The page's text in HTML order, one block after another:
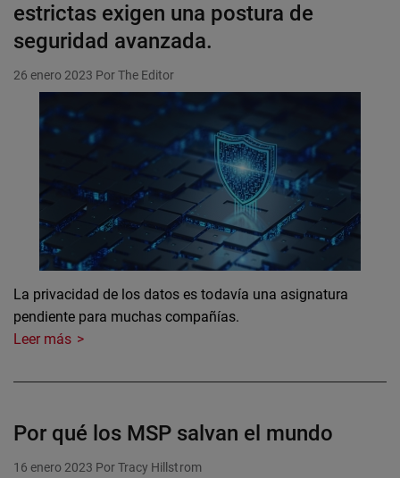
estrictas exigen una postura de
seguridad avanzada.
26 enero 2023 Por The Editor
La privacidad de los datos es todavía una asignatura
pendiente para muchas compañías.
Leer más
Por qué los MSP salvan el mundo
16 enero 2023 Por Tracy Hillstrom